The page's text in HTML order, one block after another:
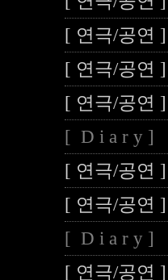
[ 연극/공연 ]
[ 연극/공연 ]
[ 연극/공연 ]
[ D i a r y ]
[ 연극/공연 ]
[ 연극/공연 ]
[ D i a r y ]
[ 연극/공연 ]